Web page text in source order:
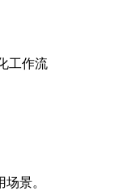
工作流
景。